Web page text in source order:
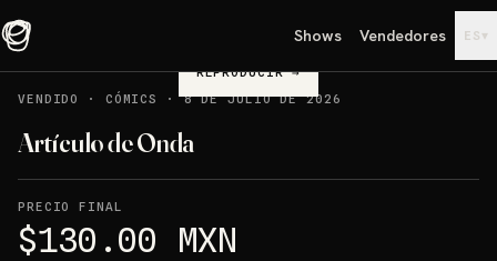
Shows Vendedores ES ▾
REPRODUCIR→
VENDIDO
· CÓMICS ·8 DE JULIO DE 2026
Artículo de Onda
PRECIO FINAL
$130.00 MXN